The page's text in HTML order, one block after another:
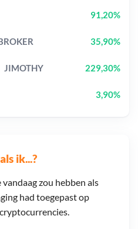
ik...?
zou hebben als
had toegepast op
91,20%
35,90%
JIMOTHY 229,30%
3,90%